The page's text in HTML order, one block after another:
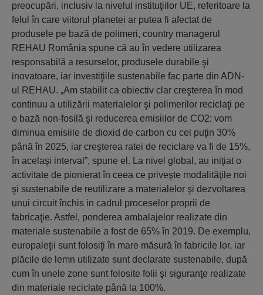
preocupări, inclusiv la nivelul instituţiilor UE, referitoare la
felul în care viitorul planetei ar putea fi afectat de
produsele pe bază de polimeri, country managerul
REHAU România spune că au în vedere utilizarea
responsabilă a resurselor, produsele durabile şi
inovatoare, iar investiţiile sustenabile fac parte din ADN-
ul REHAU. „Am stabilit ca obiectiv clar creşterea în mod
continuu a utilizării materialelor şi polimerilor reciclaţi pe
o bază non-fosilă şi reducerea emisiilor de CO2: vom
diminua emisiile de dioxid de carbon cu cel puţin 30%
până în 2025, iar creşterea ratei de reciclare va fi de 15%,
în acelaşi interval”, spune el. La nivel global, au iniţiat o
activitate de pionierat în ceea ce priveşte modalităţile noi
şi sustenabile de reutilizare a materialelor şi dezvoltarea
unui circuit închis in cadrul proceselor proprii de
fabricaţie. Astfel, ponderea ambalajelor realizate din
materiale sustenabile a fost de 65% în 2019. De exemplu,
europaleţii sunt folosiţi în mare măsură în fabricile lor, iar
plăcile de lemn utilizate sunt declarate sustenabile, după
cum în unele zone sunt folosite folii şi siguranţe realizate
din materiale reciclate până la 100%.